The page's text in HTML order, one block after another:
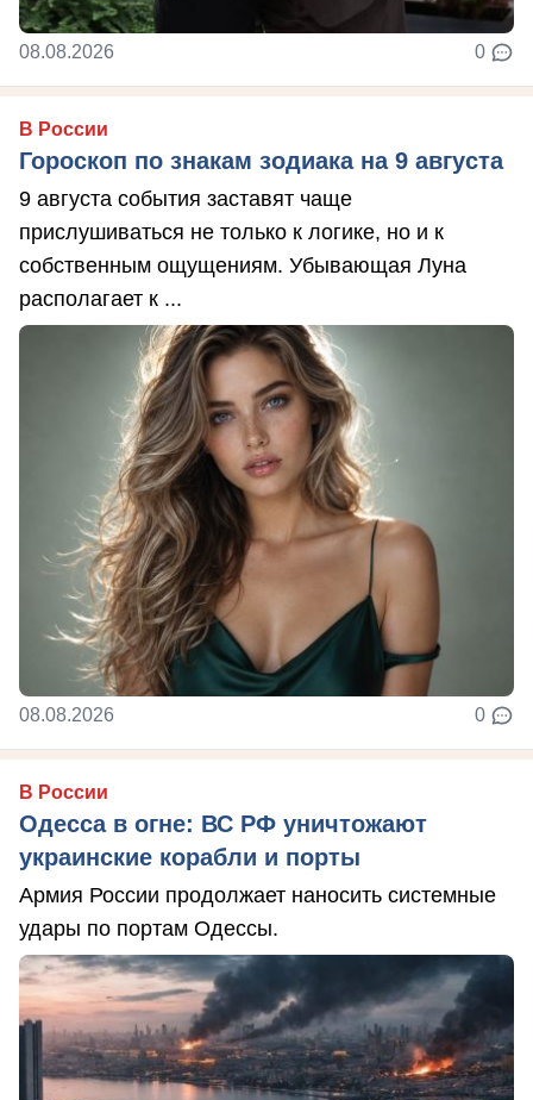
08.08.2026 0
В России
Гороскоп по знакам зодиака на 9 августа
9 августа события заставят чаще
прислушиваться не только к логике, но и к
собственным ощущениям. Убывающая Луна
располагает к ...
08.08.2026 0
В России
Одесса в огне: ВС РФ уничтожают
украинские корабли и порты
Армия России продолжает наносить системные
удары по портам Одессы.